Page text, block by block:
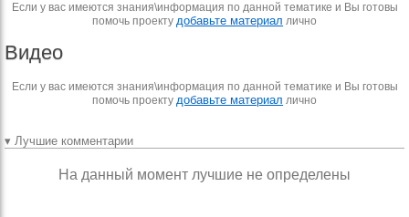
Если у вас имеются знания\информация по данной тематике и Вы готовы
помочь проекту добавьте материал лично
Видео
Если у вас имеются знания\информация по данной тематике и Вы готовы
помочь проекту добавьте материал лично
▾ Лучшие комментарии
На данный момент лучшие не определены